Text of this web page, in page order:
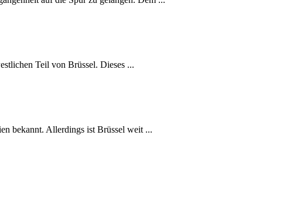
Teil von Brüssel. Dieses ...
bekannt. Allerdings ist Brüssel weit ...